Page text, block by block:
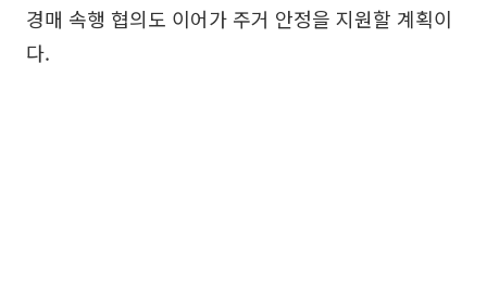
경매 속행 협의도 이어가 주거 안정을 지원할 계획이
다.